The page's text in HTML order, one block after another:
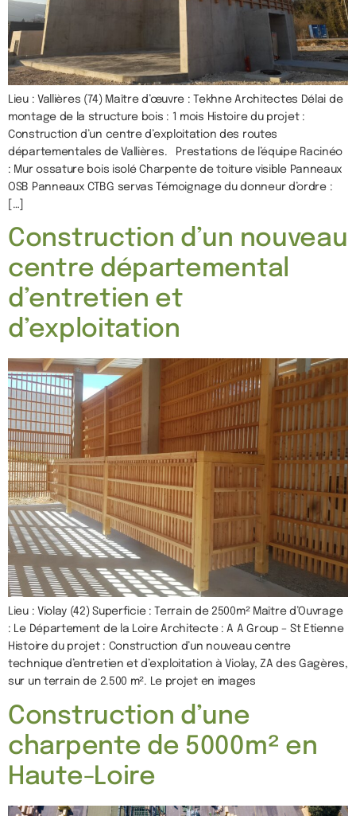
Lieu : Vallières (74) Maître d’œuvre : Tekhne Architectes Délai de
montage de la structure bois : 1 mois Histoire du projet :
Construction d’un centre d’exploitation des routes
départementales de Vallières. Prestations de l’équipe Racinéo
: Mur ossature bois isolé Charpente de toiture visible Panneaux
OSB Panneaux CTBG servas Témoignage du donneur d’ordre :
[…]
Construction d’un nouveau
centre départemental
d’entretien et
d’exploitation
Lieu : Violay (42) Superficie : Terrain de 2500m² Maître d’Ouvrage
: Le Département de la Loire Architecte : A A Group – St Etienne
Histoire du projet : Construction d’un nouveau centre
technique d’entretien et d’exploitation à Violay, ZA des Gagères,
sur un terrain de 2.500 m². Le projet en images
Construction d’une
charpente de 5000m² en
Haute-Loire